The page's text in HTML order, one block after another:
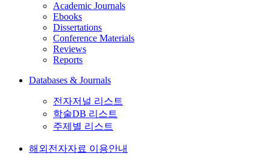
Academic Journals
Ebooks
Dissertations
Conference Materials
Reviews
Reports
Databases & Journals
전자저널 리스트
학술DB 리스트
주제별 리스트
해외전자자료 이용안내